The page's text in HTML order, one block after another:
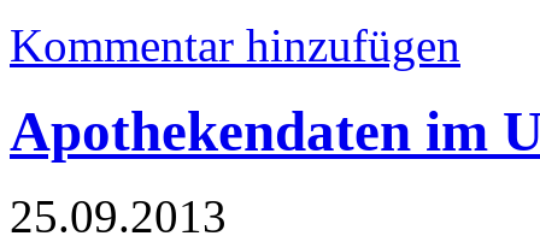
Kommentar hinzufügen
Apothekendaten im
25.09.2013